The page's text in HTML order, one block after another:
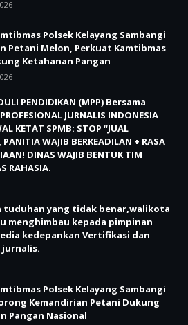
Polsek Kelayang Sambangi
Petani Melon, Perkuat Kamtibmas
Ketahanan Pangan
PENDIDIKAN (MPP) Bersama
JURNALIS INDONESIA
KETAT SPMB: STOP “JUAL
PANITIA WAJIB BERKEADILAN + RASA
DINAS WAJIB BENTUK TIM
RAHASIA.
tuduhan yang tidak benar,walikota
menghimbau kepada pimpinan
kedepankan Vertifikasi dan
Polsek Kelayang Sambangi
Kemandirian Petani Dukung
Pangan Nasional